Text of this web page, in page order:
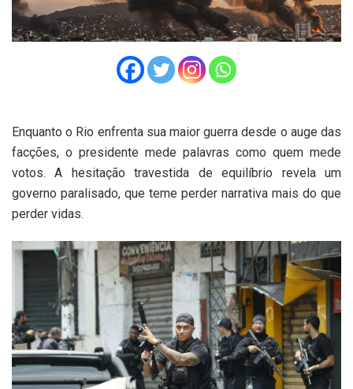
Enquanto o Rio enfrenta sua maior guerra desde o auge das
facções, o presidente mede palavras como quem mede
votos. A hesitação travestida de equilíbrio revela um
governo paralisado, que teme perder narrativa mais do que
perder vidas.